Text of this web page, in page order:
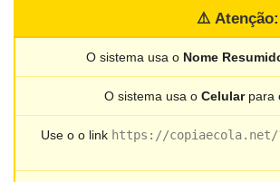
⚠️
O sistema usa o Nome
O sistema usa o Celularpara
Use o o link https://copiaecola.net/